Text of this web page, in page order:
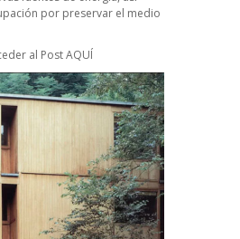
por preservar el medio
al PostAQUÍ